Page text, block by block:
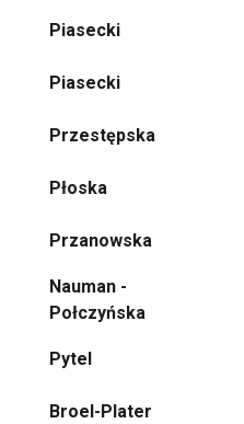
Piasecki
Piasecki
Przestępska
Płoska
Przanowska
Nauman -
Połczyńska
Pytel
Broel-Plater